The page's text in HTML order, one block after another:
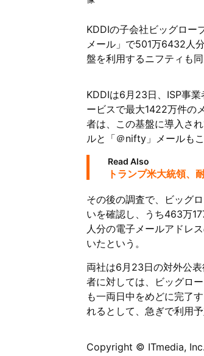
KDDIの子会社ビッグロー
メール」で501万6432人
盤を利用するニフティも
KDDIは6月23日、ISP事
ービスで最大1422万件の
者は、この基盤に導入さ
ルと「＠nifty」メールも
Read Also
トランプ米大統領
その後の調査で、ビッグ
いを確認し、うち463万
人分の電子メールアドレ
いたという。
両社は6月23日の対外公
者に対しては、ビッグロ
も一両日中をめどに完了
れるとして、急ぎで利用
Copyright © ITmedia,